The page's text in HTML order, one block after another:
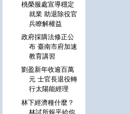
桃榮服處宣導穩定
就業 助退除役官
兵瞭解權益
政府採購法修正公
布 臺南市府加速
教育講習
劉盈新年收逾百萬
元 士官長退役轉
行太陽能經理
林下經濟種什麼？
林試所報乎給你